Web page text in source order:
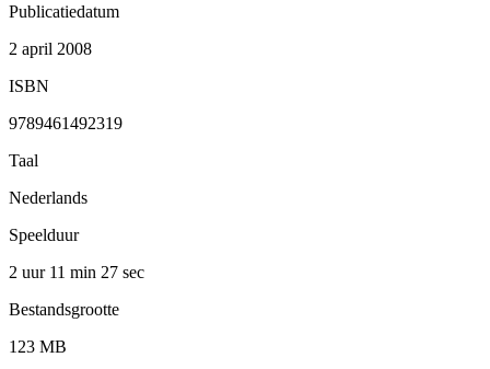
Publicatiedatum
2 april 2008
ISBN
9789461492319
Taal
Nederlands
Speelduur
2 uur 11 min 27 sec
Bestandsgrootte
123 MB